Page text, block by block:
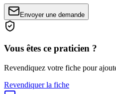
Envoyer une demande
Vous êtes ce praticien ?
Revendiquez votre fiche pour
Revendiquer la fiche